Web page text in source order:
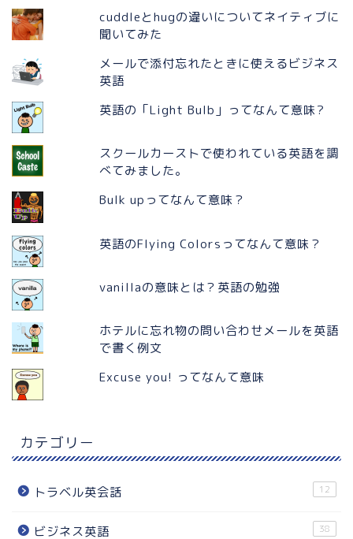
cuddleとhugの違いについてネイティブに
聞いてみた
メールで添付忘れたときに使えるビジネス
英語
英語の「Light Bulb」ってなんて意味?
スクールカーストで使われている英語を調
べてみました。
Bulk upってなんて意味？
英語のFlying Colorsってなんて意味？
vanillaの意味とは？英語の勉強
ホテルに忘れ物の問い合わせメールを英語
で書く例文
Excuse you! ってなんて意味
カテゴリー
トラベル英会話 12
ビジネス英語 38